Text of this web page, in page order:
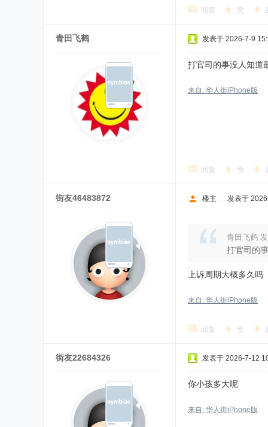
回复 赞
青田飞鹤 发表于 2026-7-9
打官司的事没人知道
来自: 华人街iPhone版
回复 赞
街友46483872 楼主 发表于
青田飞鹤
打官司的
上诉周期大概多久吗
来自: 华人街iPhone版
回复 赞
街友22684326 发表于 2026-7-12
你小孩多大呢
来自: 华人街iPhone版